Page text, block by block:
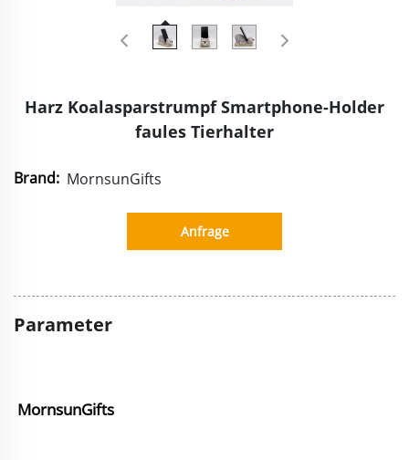
Harz Koalasparstrumpf Smartphone-Holder
faules Tierhalter
Brand: MornsunGifts
Anfrage
Parameter
MornsunGifts